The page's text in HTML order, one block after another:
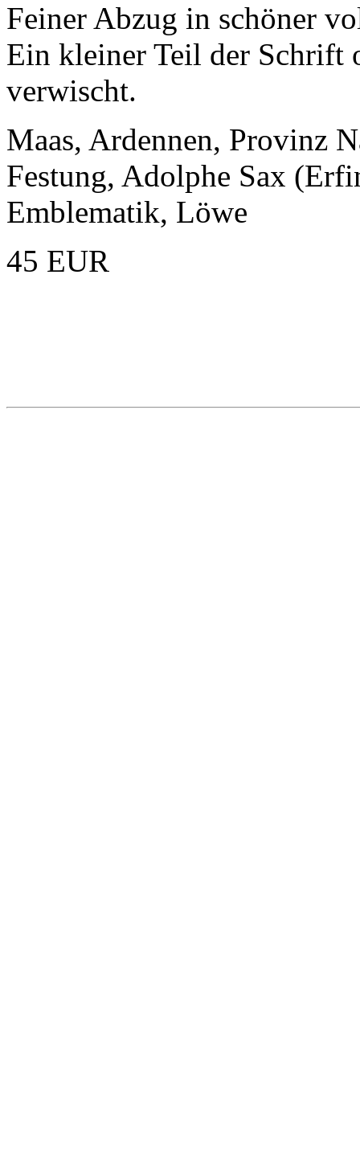
Feiner Abzug in schöner
Ein kleiner Teil der Schrift
verwischt.
Maas, Ardennen, Provinz
Festung, Adolphe Sax
Emblematik, Löwe
45 EUR